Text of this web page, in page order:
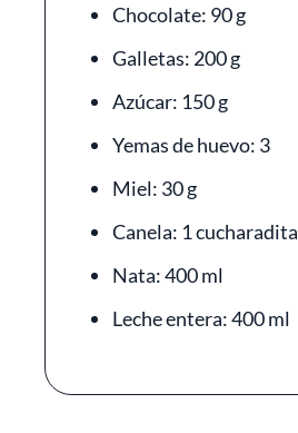
Chocolate: 90 g
Galletas: 200 g
Azúcar: 150 g
Yemas de huevo: 3
Miel: 30 g
Canela: 1 cucharadita
Nata: 400 ml
Leche entera: 400 ml